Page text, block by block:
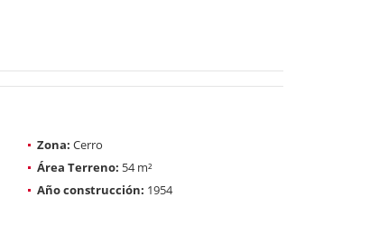
Zona: Cerro
Área Terreno: 54 m²
Año construcción: 1954